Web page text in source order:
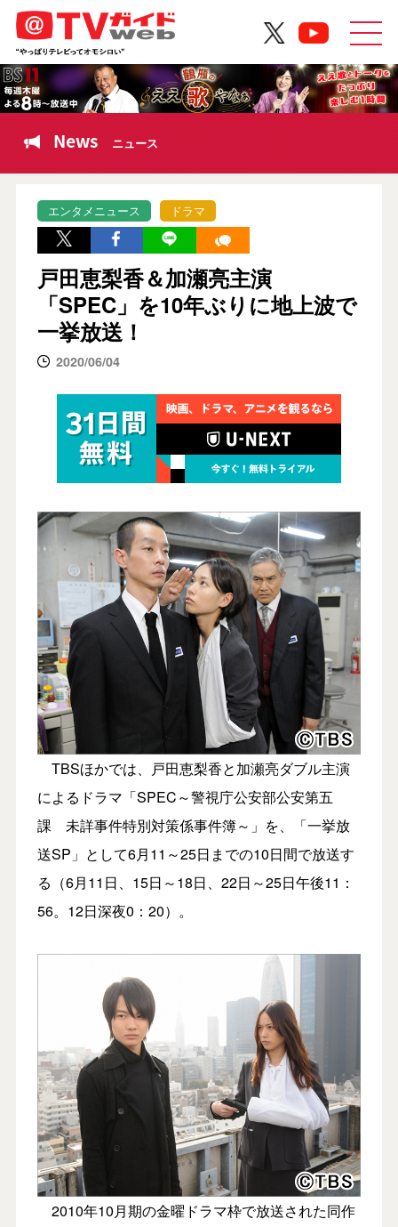
News ニュース
エンタメニュース ドラマ
戸田恵梨香＆加瀬亮主演
「SPEC」を10年ぶりに地上波で
一挙放送！
2020/06/04
TBSほかでは、戸田恵梨香と加瀬亮ダブル主演
によるドラマ「SPEC～警視庁公安部公安第五
課 未詳事件特別対策係事件簿～」を、「一挙放
送SP」として6月11～25日までの10日間で放送す
る（6月11日、15日～18日、22日～25日午後11：
56。12日深夜0：20）。
2010年10月期の金曜ドラマ枠で放送された同作